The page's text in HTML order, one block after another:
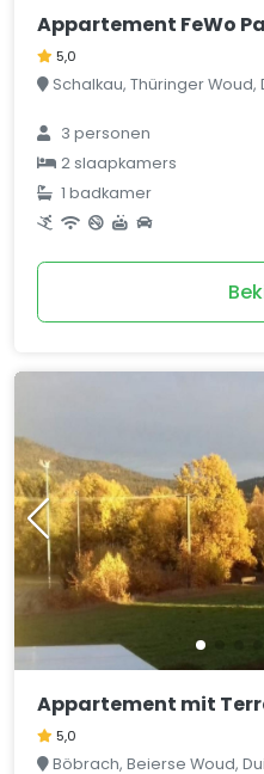
Appartement FeWo
5,0
Schalkau, Thüringer Woud,
3 personen
2 slaapkamers
1 badkamer
Appartement mit
5,0
Böbrach, Beierse Woud,